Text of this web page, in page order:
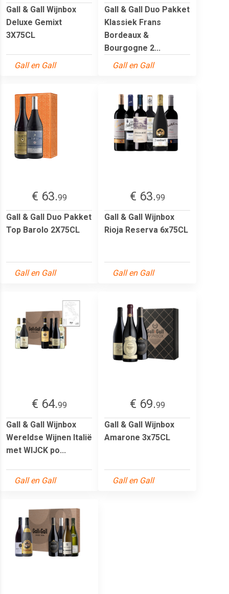
Gall & Gall Wijnbox
Deluxe Gemixt
3X75CL
Gall en Gall
Gall & Gall Duo Pakket
Klassiek Frans
Bordeaux &
Bourgogne 2...
Gall en Gall
€ 63.99
Gall & Gall Duo Pakket
Top Barolo 2X75CL
Gall en Gall
€ 63.99
Gall & Gall Wijnbox
Rioja Reserva 6x75CL
Gall en Gall
€ 64.99
Gall & Gall Wijnbox
Wereldse Wijnen Italië
met WIJCK po...
Gall en Gall
€ 69.99
Gall & Gall Wijnbox
Amarone 3x75CL
Gall en Gall